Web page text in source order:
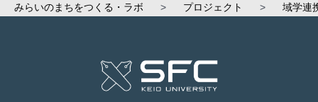
みらいのまちをつくる・ラボ > プロジェクト > 域学連